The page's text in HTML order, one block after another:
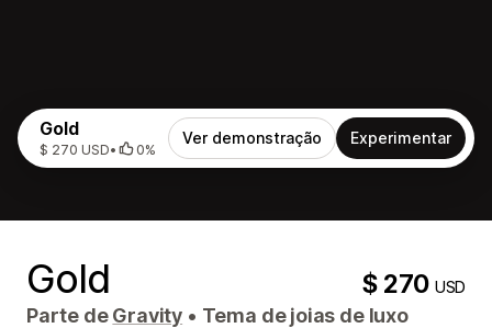
Gold
$ 270 USD• 0%
Ver demonstração Experimentar
Gold $ 270USD
Parte deGravity • Tema de joias de luxo